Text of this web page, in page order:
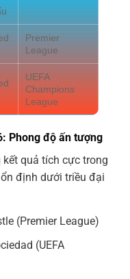
Premier
League
UEFA
Champions
League
Phong độ ấn tượng
quả tích cực trong
định dưới triều đại
(Premier League)
(UEFA